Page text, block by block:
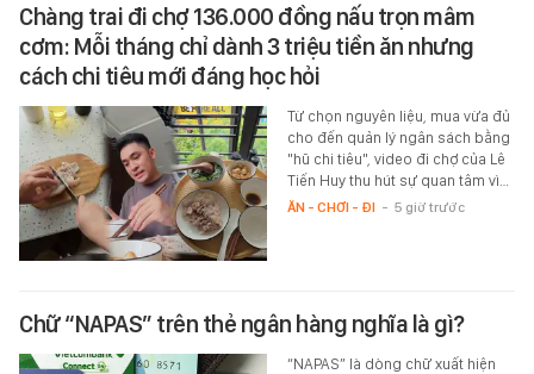
Chàng trai đi chợ 136.000 đồng nấu trọn mâm
cơm: Mỗi tháng chỉ dành 3 triệu tiền ăn nhưng
cách chi tiêu mới đáng học hỏi
Từ chọn nguyên liệu, mua vừa đủ
cho đến quản lý ngân sách bằng
"hũ chi tiêu", video đi chợ của Lê
Tiến Huy thu hút sự quan tâm vì…
ĂN - CHƠI - ĐI - 5 giờ trước
Chữ “NAPAS” trên thẻ ngân hàng nghĩa là gì?
“NAPAS” là dòng chữ xuất hiện